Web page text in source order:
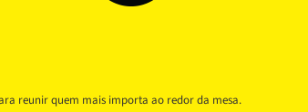
reunir quem mais importa ao redor da mesa.